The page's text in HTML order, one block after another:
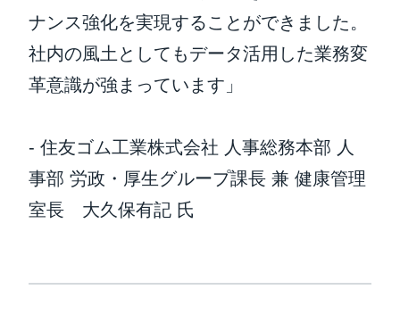
ナンス強化を実現することができました。
社内の風土としてもデータ活用した業務変
革意識が強まっています」
- 住友ゴム工業株式会社 人事総務本部 人
事部 労政・厚生グループ課長 兼 健康管理
室長 大久保有記 氏